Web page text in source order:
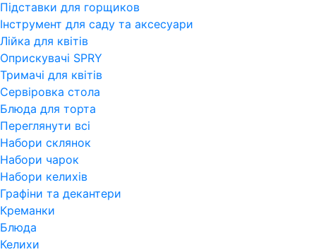
Підставки для горщиков
Інструмент для саду та аксесуари
Лійка для квітів
Оприскувачі SPRY
Тримачі для квітів
Сервіровка стола
Блюда для торта
Переглянути всi
Набори склянок
Набори чарок
Набори келихів
Графіни та декантери
Креманки
Блюда
Келихи